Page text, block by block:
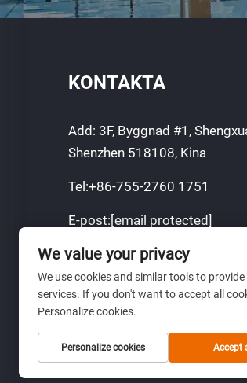
KONTAKTA
Add: 3F, Byggnad #1,
Shenzhen 518108, Kina
Tel:+86-755-2760 1751
E-post:[email protected]
Mobil: +8613751129751
det är inte möjligt att göra
We value your privacy
We use cookies and similar tools to
services. If you don't want to accept all
Personalize cookies.
Personalize cookies Accept